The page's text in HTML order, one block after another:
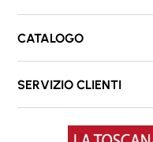
CATALOGO
SERVIZIO CLIENTI